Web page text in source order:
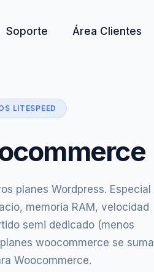
Soporte Área Clientes
LITESPEED
planes Wordpress. Especial
memoria RAM, velocidad
semi dedicado (menos
woocommerce se suma
Woocommerce.